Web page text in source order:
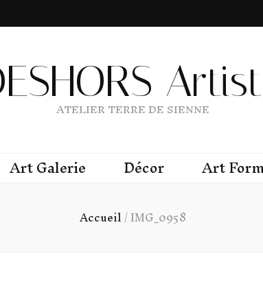
ATELIER TERRE DE SIENNE
Art Galerie Décor Art
Accueil/IMG_0958